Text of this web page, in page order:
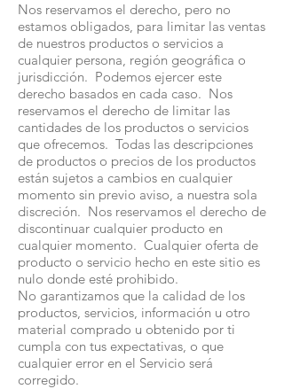
Nos reservamos el derecho, pero no
estamos obligados, para limitar las ventas
de nuestros productos o servicios a
cualquier persona, región geográfica o
jurisdicción. Podemos ejercer este
derecho basados en cada caso. Nos
reservamos el derecho de limitar las
cantidades de los productos o servicios
que ofrecemos. Todas las descripciones
de productos o precios de los productos
están sujetos a cambios en cualquier
momento sin previo aviso, a nuestra sola
discreción. Nos reservamos el derecho de
discontinuar cualquier producto en
cualquier momento. Cualquier oferta de
producto o servicio hecho en este sitio es
nulo donde esté prohibido.
No garantizamos que la calidad de los
productos, servicios, información u otro
material comprado u obtenido por ti
cumpla con tus expectativas, o que
cualquier error en el Servicio será
corregido.